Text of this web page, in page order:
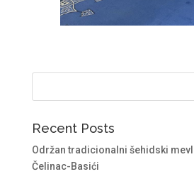
Recent Posts
Održan tradicionalni šehidski
Čelinac-Basići